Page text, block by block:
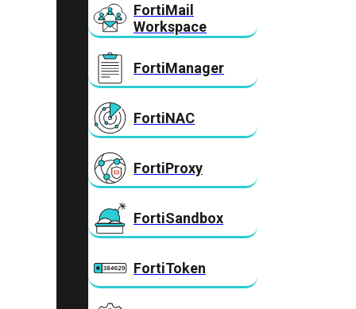
FortiMail
Workspace
FortiManager
FortiNAC
FortiProxy
FortiSandbox
FortiToken